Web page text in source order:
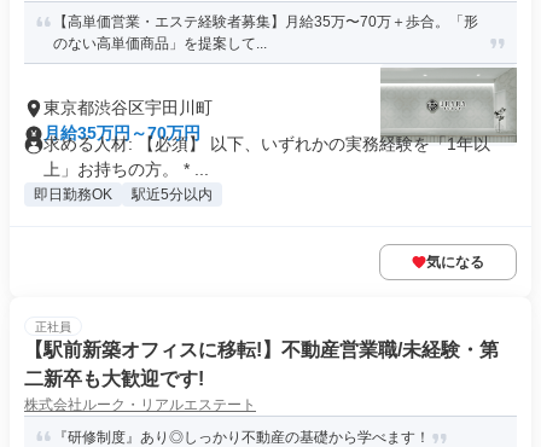
【高単価営業・エステ経験者募集】月給35万〜70万＋歩合。「形
のない高単価商品」を提案して...
東京都渋谷区宇田川町
月給35万円～70万円
求める人材: 【必須】 以下、いずれかの実務経験を「1年以
上」お持ちの方。 * ...
即日勤務OK 駅近5分以内
気になる
正社員
【駅前新築オフィスに移転!】不動産営業職/未経験・第
二新卒も大歓迎です!
株式会社ルーク・リアルエステート
『研修制度』あり◎しっかり不動産の基礎から学べます！